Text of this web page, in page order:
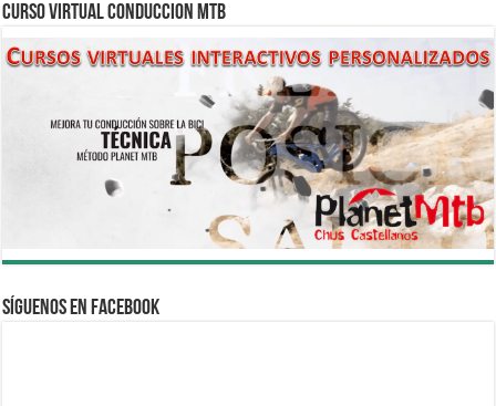
CURSO VIRTUAL CONDUCCION MTB
Síguenos en Facebook